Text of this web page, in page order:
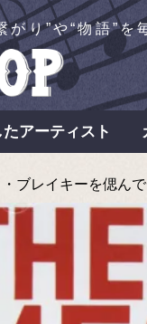
がり”や“物語”を
アーティスト
ブレイキーを偲ん